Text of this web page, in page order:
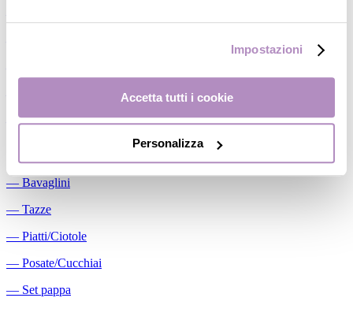
Impostazioni
Accetta tutti i cookie
Personalizza
Conservalatte Materno
―Massaggiagengive
― Bavaglini
― Tazze
― Piatti/Ciotole
― Posate/Cucchiai
― Set pappa